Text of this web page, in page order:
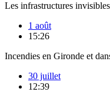
Les infrastructures
1 août
15:26
Incendies en Gironde et
30 juillet
12:39